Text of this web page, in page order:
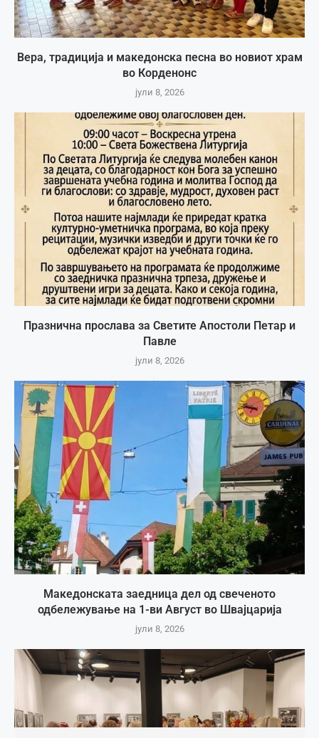
Вера, традиција и македонска песна во новиот храм
во Корденонс
јули 8, 2026
Празнична прослава за Светите Апостоли Петар и
Павле
јули 8, 2026
Македонската заедница дел од свеченото
одбележување на 1-ви Август во Швајцарија
јули 8, 2026